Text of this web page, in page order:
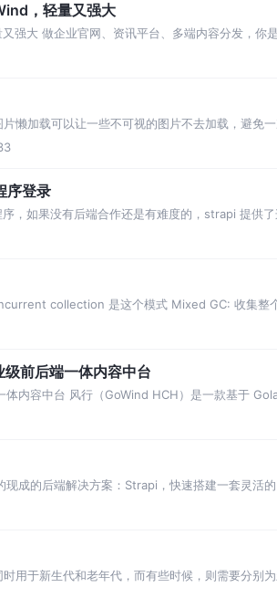
，轻量又强大
大 做企业官网、资讯平台、多端内容分发，你
懒加载可以让一些不可视的图片不去加载，避免
网站的加载速度，提高用户体验。 2、可以给这
序登录
，如果没有后端合作还是有难度的，strapi 提供
collection 是这个模式 Mixed GC: 收集整
发条件…
前后端一体内容中台
内容中台 风行（GoWind HCH）是一款基于
成的后端解决方案：Strapi，快速搭建一套灵活
用于新生代和老年代，而有些时候，则需要分别